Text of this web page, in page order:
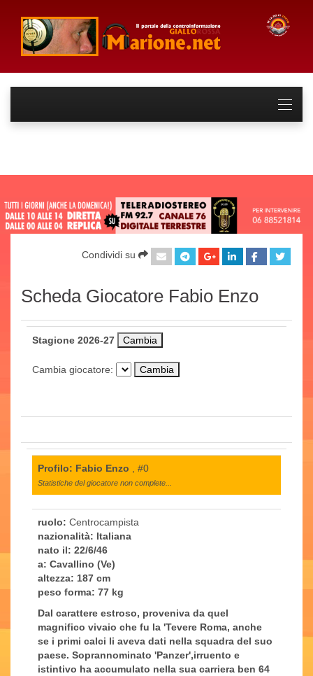
Condividi su
Scheda Giocatore Fabio Enzo
Stagione 2026-27
Cambia giocatore:
Profilo: Fabio Enzo , #0
Statistiche del giocatore non complete...
ruolo: Centrocampista
nazionalità: Italiana
nato il: 22/6/46
a: Cavallino (Ve)
altezza: 187 cm
peso forma: 77 kg
Dal carattere estroso, proveniva da quel
magnifico vivaio che fu la 'Tevere Roma, anche
se i primi calci li aveva dati nella squadra del suo
paese. Soprannominato 'Panzer',irruento e
istintivo ha accumulato nella sua carriera ben 64